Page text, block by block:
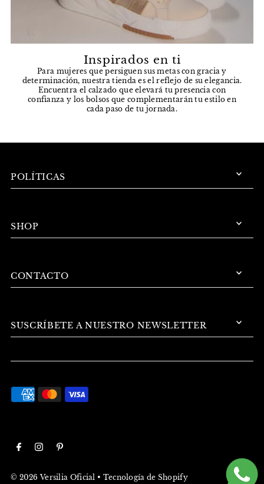
Inspirados en ti
Para mujeres que persiguen sus metas con gracia y
determinación, nuestra tienda es el reflejo de su elegancia.
Encuentra el calzado que elevará tu presencia con
confianza y los bolsos que complementarán tu estilo en
cada paso de tu jornada.
POLÍTICAS
SHOP
CONTACTO
SUSCRÍBETE A NUESTRO NEWSLETTER
© 2026 Versilia Oficial • Tecnología de Shopify